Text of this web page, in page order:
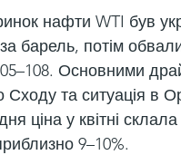
нафти WTI був
барель, потім
Основними
Сходу та ситуація в
ціна у квітні
9–10%.